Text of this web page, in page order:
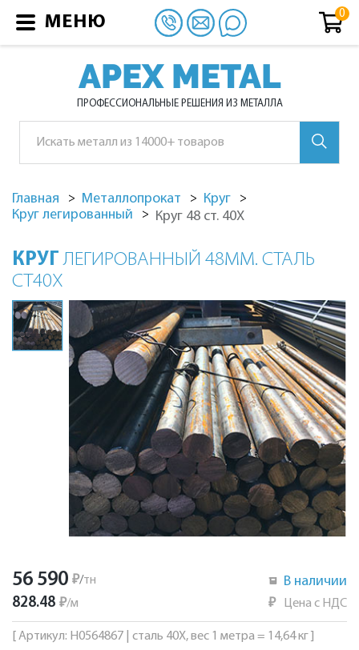
APEX METAL
ПРОФЕССИОНАЛЬНЫЕ РЕШЕНИЯ ИЗ МЕТАЛЛА
Главная Металлопрокат
Круг
Круг легированный
Круг 48 ст. 40Х
КРУГЛЕГИРОВАННЫЙ 48ММ. СТАЛЬ
СТ40Х
56 590 ₽/тн
828.48 ₽/м
В наличии
₽ Цена с НДС
[ Артикул: Н0564867 | сталь 40Х, вес 1 метра = 14,64 кг ]
МЕНЮ